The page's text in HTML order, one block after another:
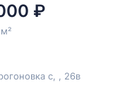
₽
с, , 26в